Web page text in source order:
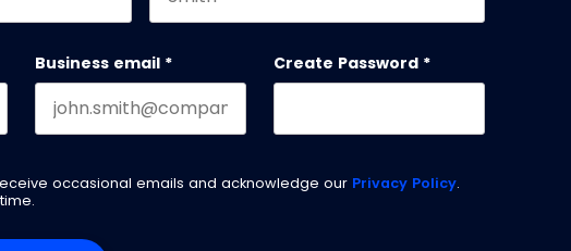
Business email * Create Password *
occasional emails and acknowledge our Privacy Policy.